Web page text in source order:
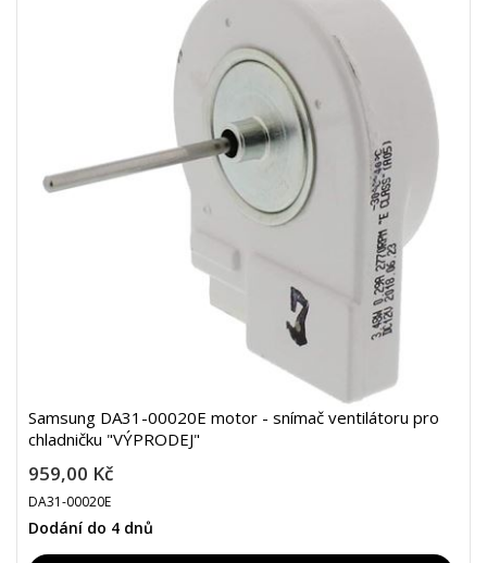
Samsung DA31-00020E motor - snímač ventilátoru pro
chladničku "VÝPRODEJ"
959,00 Kč
DA31-00020E
Dodání do 4 dnů